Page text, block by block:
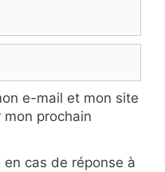
e-mail et mon site
prochain
cas de réponse à